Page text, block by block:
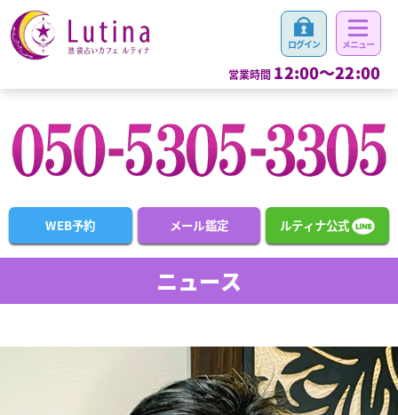
営業時間 12:00～22:00
WEB予約 メール鑑定 ルティナ公式
ニュース